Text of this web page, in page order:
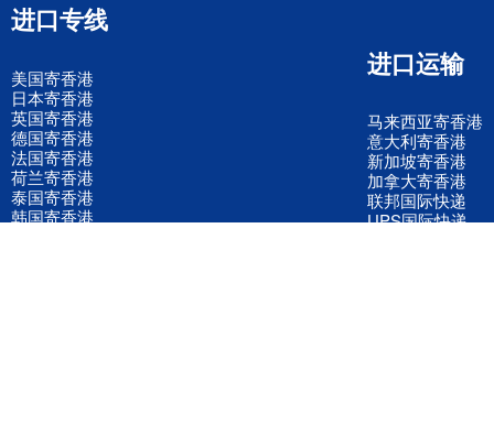
进口专线
美国寄香港
日本寄香港
英国寄香港
德国寄香港
法国寄香港
荷兰寄香港
泰国寄香港
韩国寄香港
进口运输
马来西亚寄香港
意大利寄香港
新加坡寄香港
加拿大寄香港
联邦国际快递
UPS国际快递